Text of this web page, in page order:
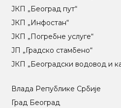
ЈКП „Београд пут“
ЈКП „Инфостан“
ЈКП „Погребне услуге“
ЈП „Градско стамбено“
ЈКП „Београдски водовод и
Влада Републике Србије
Град Београд